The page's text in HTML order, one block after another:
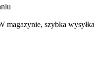
magazynie, szybka wysyłka